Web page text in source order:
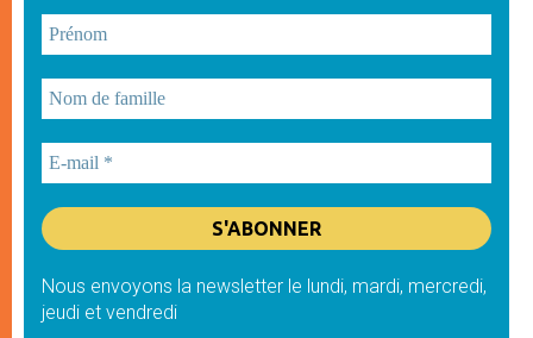
Nous envoyons la newsletter le lundi, mardi, mercredi,
jeudi et vendredi